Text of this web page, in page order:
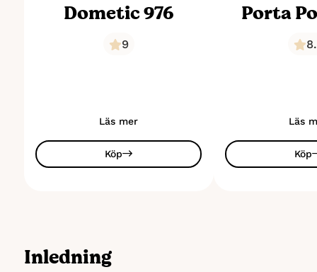
Dometic 976
9
Läs mer
Köp
Porta
Läs
Köp
Inledning